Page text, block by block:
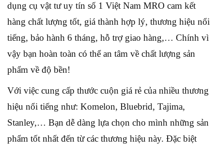
dụng cụ vật tư uy tín số 1 Việt Nam MRO cam kết
hàng chất lượng tốt, giá thành hợp lý, thương hiệu nổi
tiếng, bảo hành 6 tháng, hỗ trợ giao hàng,… Chính vì
vậy bạn hoàn toàn có thể an tâm về chất lượng sản
phẩm về độ bền!
Với việc cung cấp thước cuộn giá rẻ của nhiều thương
hiệu nổi tiếng như: Komelon, Bluebrid, Tajima,
Stanley,… Bạn dễ dàng lựa chọn cho mình những sản
phẩm tốt nhất đến từ các thương hiệu này. Đặc biệt